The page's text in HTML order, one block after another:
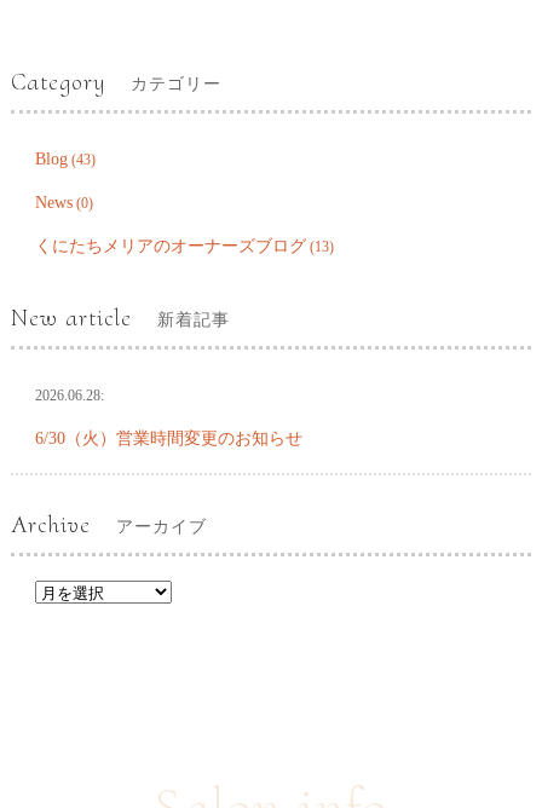
Category カテゴリー
Blog(43)
News(0)
くにたちメリアのオーナーズブログ (13)
New article 新着記事
2026.06.28:
6/30（火）営業時間変更のお知らせ
Archive アーカイブ